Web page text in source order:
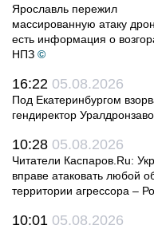
Ярославль пережил
массированную атаку
есть информация о
НПЗ ©
16:22 05.08.2026
Под Екатеринбургом
гендиректор
10:28 05.08.2026
Читатели Каспаров.Ru:
вправе атаковать любой
территории агрессора –
10:01 05.08.2026